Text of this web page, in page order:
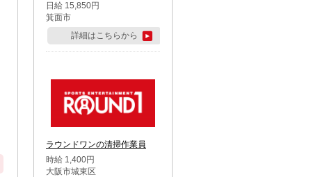
日給 15,850円
箕面市
詳細はこちらから
ラウンドワンの清掃作業員
時給 1,400円
大阪市城東区